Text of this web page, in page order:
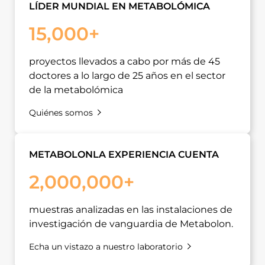
LÍDER MUNDIAL EN METABOLÓMICA
15,000+
proyectos llevados a cabo por más de 45
doctores a lo largo de 25 años en el sector
de la metabolómica
Quiénes somos
METABOLONLA EXPERIENCIA CUENTA
2,000,000+
muestras analizadas en las instalaciones de
investigación de vanguardia de Metabolon.
Echa un vistazo a nuestro laboratorio